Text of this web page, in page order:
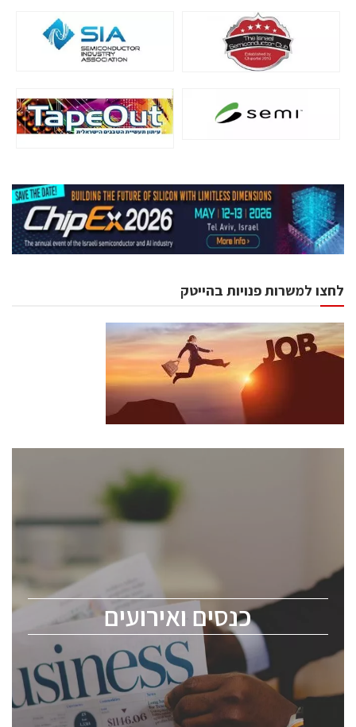
לחצו למשרות פנויות בהייטק
כנסים ואירועים
כנסים ואירועים
לכל העוסקים בתעשיית הסמיקונדקטור כולל מהנדסים,
ChipEx2026 will be held on May 12-13, 2026. The
conference is intended for everyone involved in the
semiconductor industry, including engineers,
professional experts, and senior executives.